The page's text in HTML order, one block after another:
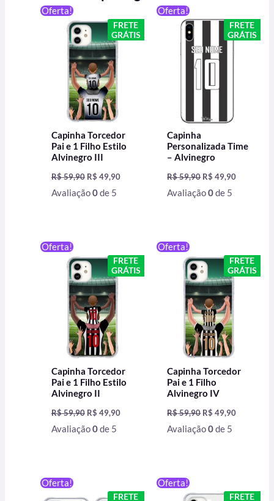
Oferta!
FRETE
GRÁTIS
Capinha Torcedor
Pai e 1 Filho Estilo
Alvinegro III
R$59,90
original
era:
R$ 59,90.
R$ 49,90
preço
atual
é:
Avaliação0de 5
Oferta!
FRETE
GRÁTIS
Capinha
Personalizada Time
– Alvinegro
R$59,90
preço
R$ 59,90.
R$ 49,90
preço
atual
é:
Avaliação0de 5
Oferta!
FRETE
GRÁTIS
Capinha Torcedor
Pai e 1 Filho Estilo
Alvinegro II
R$59,90
original
era:
R$ 59,90.
R$ 49,90
preço
atual
é:
Avaliação0de 5
Oferta!
FRETE
GRÁTIS
Capinha Torcedor
Pai e 1 Filho
Alvinegro IV
R$59,90
original
era:
R$ 59,90.
R$ 49,90
preço
atual
é:
Avaliação0de 5
Oferta!
FRETE
preço
Oferta!
FRETE
preço